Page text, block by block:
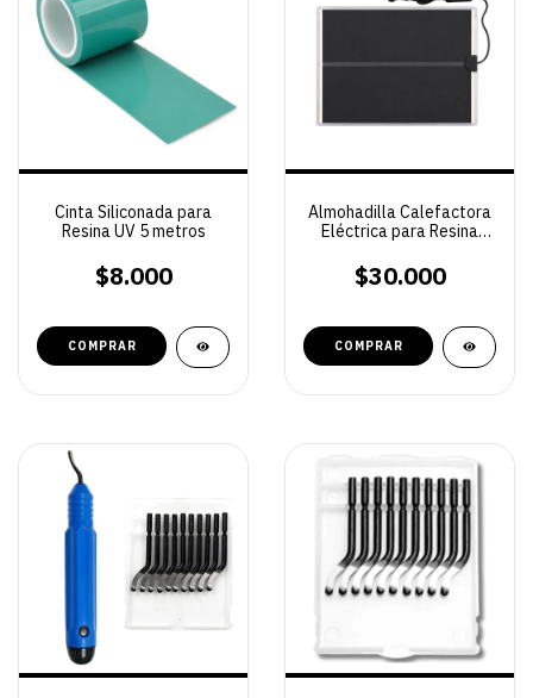
Cinta Siliconada para
Resina UV 5 metros
$8.000
Almohadilla Calefactora
Eléctrica para Resina
$30.000